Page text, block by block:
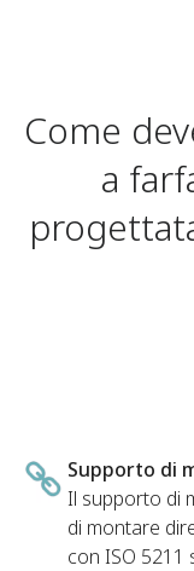
Come
a
Supporto di
Il supporto di
di montare
con ISO 5211